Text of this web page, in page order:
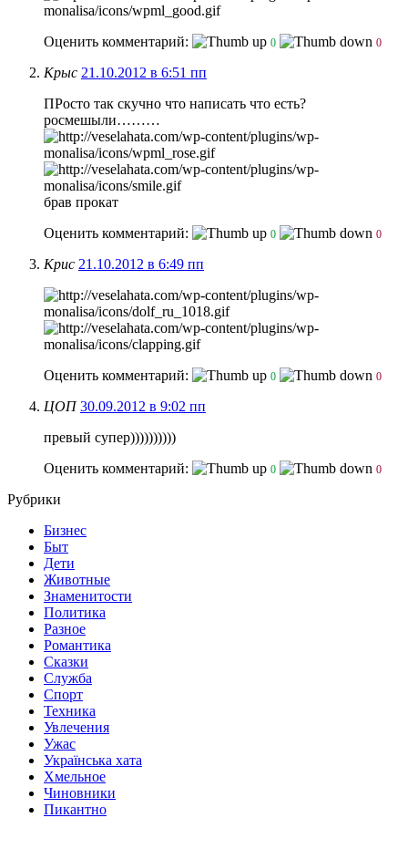
Оценить комментарий: 0 0
Крыс 21.10.2012 в 6:51 пп
ПРосто так скучно что написать что есть?
росмешыли………
брав прокат
Оценить комментарий:
0 0
Крис 21.10.2012 в 6:49 пп
Оценить комментарий: 0 0
ЦОП30.09.2012 в 9:02 пп
превый супер))))))))))
Оценить комментарий:
0 0
Рубрики
Бизнес
Быт
Дети
Животные
Знаменитости
Политика
Разное
Романтика
Сказки
Служба
Спорт
Техника
Увлечения
Ужас
Українська хата
Хмельное
Чиновники
Пикантно